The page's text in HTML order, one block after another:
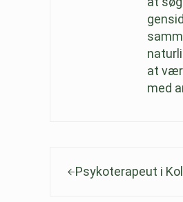
at
med
Psykoterapeut i